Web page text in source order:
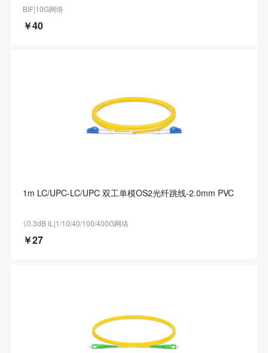
BIF|10G网络
￥40
1m LC/UPC-LC/UPC 双工单模OS2光纤跳线-2.0mm PVC
≤0.3dB IL|1/10/40/100/400G网络
￥27